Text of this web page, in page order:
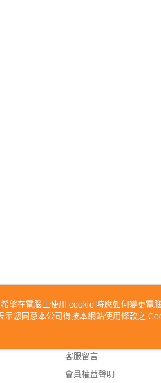
客服資訊
客服留言
會員權益聲明
望在電腦上使用 cookie 時應如何變更電
示您同意本公司得按本網站使用條款之